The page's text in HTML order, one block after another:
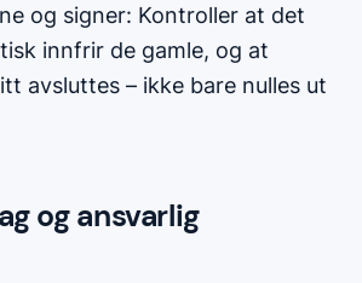
og signer: Kontroller at det
innfrir de gamle, og at
avsluttes – ikke bare nulles ut
og ansvarlig